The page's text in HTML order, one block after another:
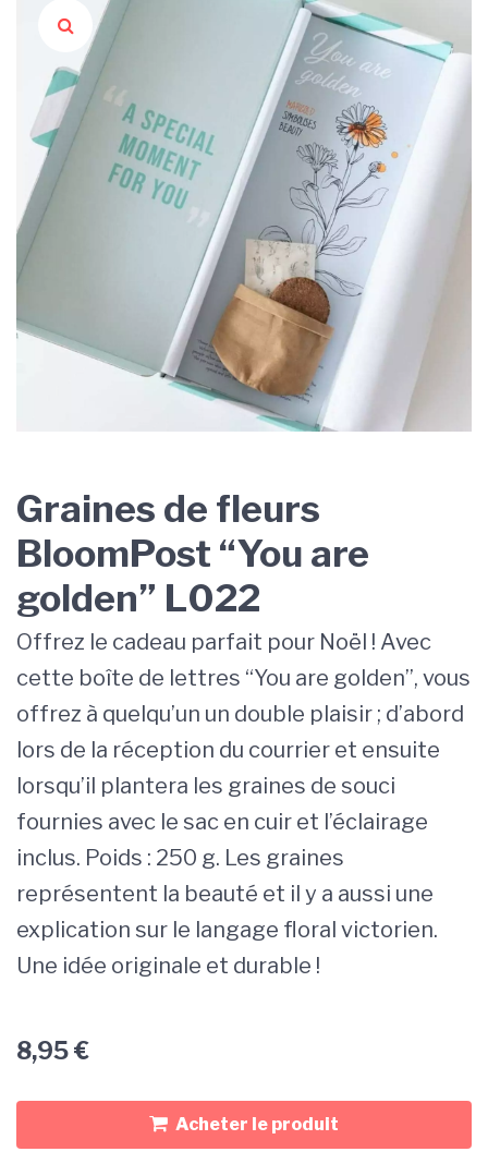
Graines de fleurs
BloomPost “You are
golden” L022
Offrez le cadeau parfait pour Noël ! Avec
cette boîte de lettres “You are golden”, vous
offrez à quelqu’un un double plaisir ; d’abord
lors de la réception du courrier et ensuite
lorsqu’il plantera les graines de souci
fournies avec le sac en cuir et l’éclairage
inclus. Poids : 250 g. Les graines
représentent la beauté et il y a aussi une
explication sur le langage floral victorien.
Une idée originale et durable !
8,95€
Acheter le produit